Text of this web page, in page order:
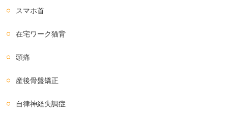
スマホ首
在宅ワーク猫背
頭痛
産後骨盤矯正
自律神経失調症